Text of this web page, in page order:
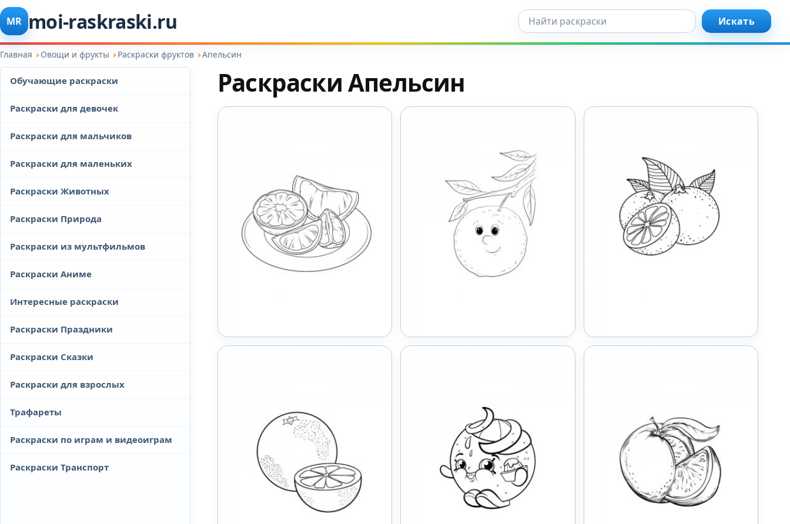
MR moi-raskraski.ru Искать... Искать
Главная Овощи и фрукты Раскраски фруктов Апельсин
Обучающие раскраски
Раскраски для девочек
Раскраски для мальчиков
Раскраски для маленьких
Раскраски Животных
Раскраски Природа
Раскраски из мультфильмов
Раскраски Аниме
Интересные раскраски
Раскраски Праздники
Раскраски Сказки
Раскраски для взрослых
Трафареты
Раскраски по играм и видеоиграм
Раскраски Транспорт
Раскраски Апельсин